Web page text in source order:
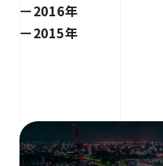
2016年
2015年